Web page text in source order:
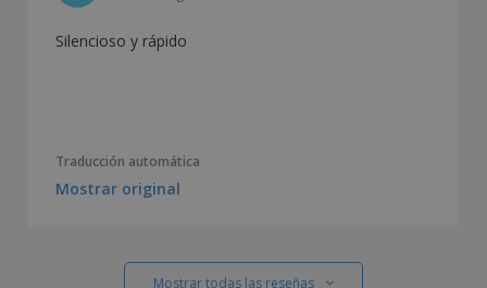
Silencioso y rápido
Traducción automática
Mostrar original
Mostrar todas las reseñas